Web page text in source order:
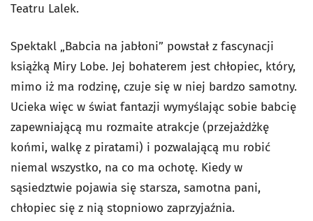
Teatru Lalek.
Spektakl „Babcia na jabłoni” powstał z fascynacji
książką Miry Lobe. Jej bohaterem jest chłopiec, który,
mimo iż ma rodzinę, czuje się w niej bardzo samotny.
Ucieka więc w świat fantazji wymyślając sobie babcię
zapewniającą mu rozmaite atrakcje (przejażdżkę
końmi, walkę z piratami) i pozwalającą mu robić
niemal wszystko, na co ma ochotę. Kiedy w
sąsiedztwie pojawia się starsza, samotna pani,
chłopiec się z nią stopniowo zaprzyjaźnia.